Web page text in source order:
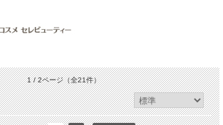
1 / 2ページ（全21件）